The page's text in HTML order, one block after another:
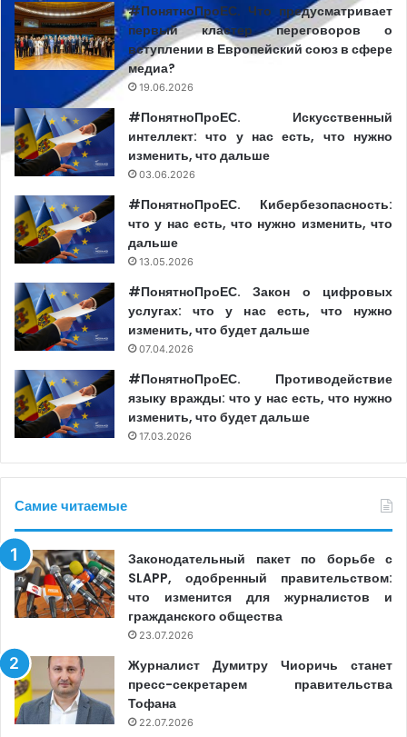
продвижению верховенства права. Это также жест, в
том числе со стороны Правительства, как элемент
поддержки, прежде всего, для представителей СМИ»,
— уточнил директор АГУ Мирча Ешану на пресс-
конференции после заседания Правительства.
Новые тарифы должны вступить в силу с 1 августа 2022
Портал Media Azi попытался узнать более подробную
информацию от АГУ о категориях данных, к которым
отправить официальный запрос. Редакция вернется к
этой теме после получения ответа.
В последние годы Центр независимой журналистики
проводилкампании, призывающие к снятию платы за
информацию из государственных регистров,
запрашиваемую прессой.
законопроект, предусматривающий предоставление
журналистам бесплатного доступа к базам данных АГУ
при условии, что СМИ зарегистрируются в качестве
оператора персональных данных. Проект не был
утвержден и был возвращен Правительству. В
настоящее время Министерство юстиции утверждает,
что разрабатывает новый законопроект о доступе к
информации.
#ПонятноПроЕС. Что предусматривает
первый кластер переговоров о
вступлении в Европейский союз в сфере
медиа?
19.06.2026
#ПонятноПроЕС. Искусственный
интеллект: что у нас есть, что нужно
изменить, что дальше
03.06.2026
#ПонятноПроЕС. Кибербезопасность:
что у нас есть, что нужно изменить, что
дальше
13.05.2026
#ПонятноПроЕС. Закон о цифровых
услугах: что у нас есть, что нужно
изменить, что будет дальше
07.04.2026
#ПонятноПроЕС. Противодействие
языку вражды: что у нас есть, что нужно
изменить, что будет дальше
17.03.2026
Самие читаемые
Законодательный пакет по борьбе с
SLAPP, одобренный правительством:
что изменится для журналистов и
гражданского общества
23.07.2026
Журналист Думитру Чиоричь станет
пресс-секретарем правительства
Тофана
22.07.2026